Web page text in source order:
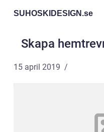
SUHOSKIDESIGN.se
Skapa
15 april 2019